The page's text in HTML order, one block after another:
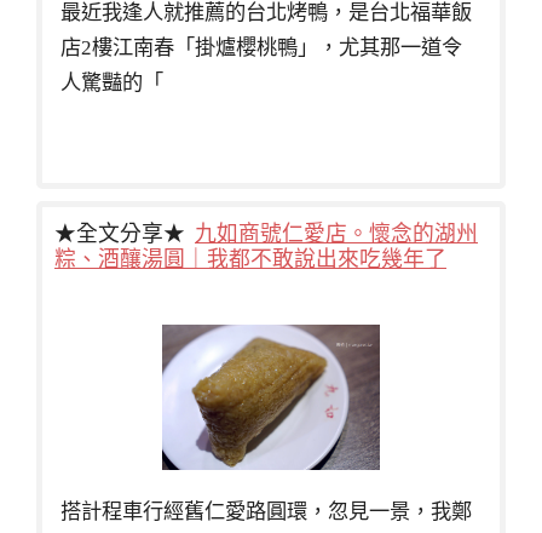
最近我逢人就推薦的台北烤鴨，是台北福華飯
店2樓江南春「掛爐櫻桃鴨」，尤其那一道令
人驚豔的「
★全文分享★ 九如商號仁愛店。懷念的湖州
粽、酒釀湯圓｜我都不敢說出來吃幾年了
搭計程車行經舊仁愛路圓環，忽見一景，我鄭